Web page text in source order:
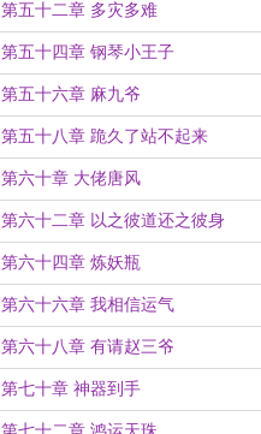
第五十二章 多灾多难
第五十四章 钢琴小王子
第五十六章 麻九爷
第五十八章 跪久了站不起来
第六十章 大佬唐风
第六十二章 以之彼道还之彼身
第六十四章 炼妖瓶
第六十六章 我相信运气
第六十八章 有请赵三爷
第七十章 神器到手